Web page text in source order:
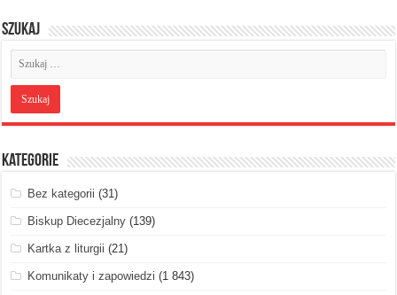
Szukaj
Kategorie
Bez kategorii (31)
Biskup Diecezjalny (139)
Kartka z liturgii (21)
Komunikaty i zapowiedzi (1 843)